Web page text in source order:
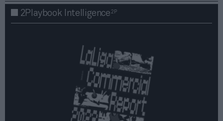
2Playbook Intelligence2P